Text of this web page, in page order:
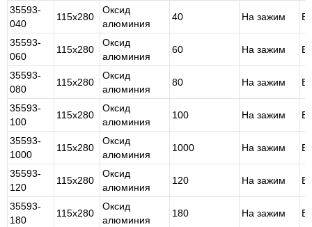
35593-
040
115х280
Оксид
алюминия
40 На зажим
35593-
060
115х280
Оксид
алюминия
60 На зажим
35593-
080
115х280
Оксид
алюминия
80 На зажим
35593-
100
115х280
Оксид
алюминия
100 На зажим
35593-
1000
115х280
Оксид
алюминия
1000 На зажим
35593-
120
115х280
Оксид
алюминия
120 На зажим
35593-
180
115х280
Оксид
алюминия
180 На зажим